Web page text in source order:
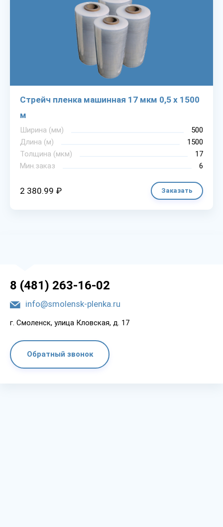
Стрейч пленка машинная 17 мкм 0,5 х 1500
м
Ширина (мм)
500
Длина (м)
1500
Толщина (мкм)
17
Мин.заказ
6
2 380.99 ₽ Заказать
8 (481) 263-16-02
info@smolensk-plenka.ru
г. Смоленск, улица Кловская, д. 17
Обратный звонок